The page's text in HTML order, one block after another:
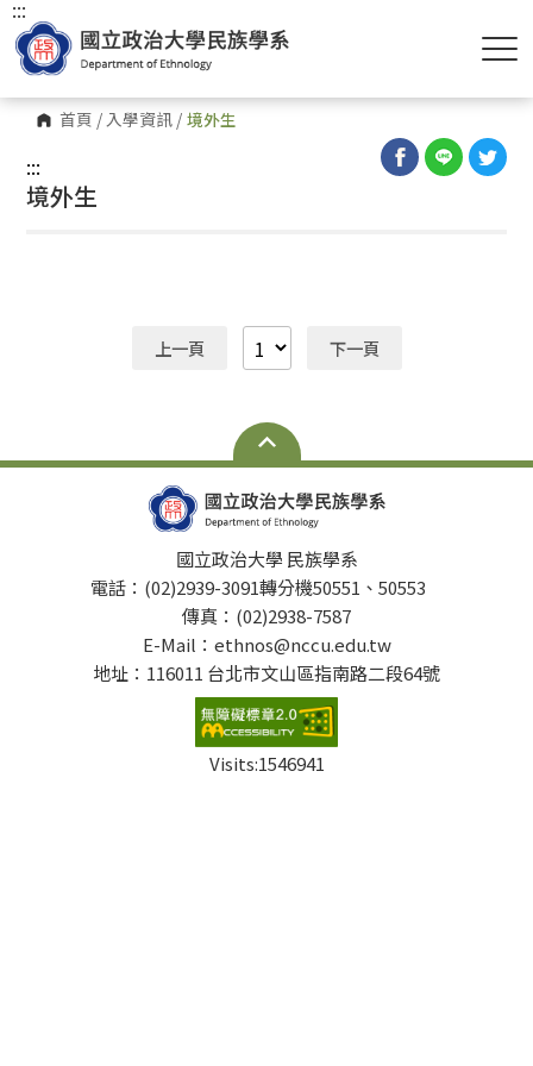
首頁 /入學資訊 / 境外生
:::
:::
境外生
上一頁 下一頁
國立政治大學 民族學系
電話：(02)2939-3091轉分機50551、50553
傳真：(02)2938-7587
E-Mail：ethnos@nccu.edu.tw
地址：116011 台北市文山區指南路二段64號
Visits:1546941